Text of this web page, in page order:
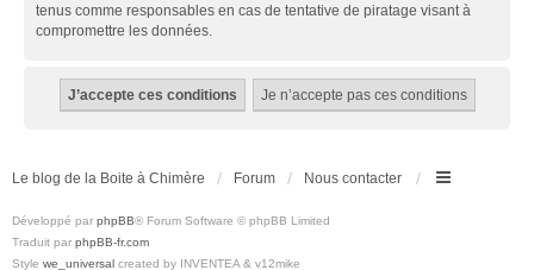
tenus comme responsables en cas de tentative de piratage visant à
compromettre les données.
Le blog de la Boite à Chimère Forum Nous contacter
Développé par phpBB® Forum Software © phpBB Limited
Traduit par phpBB-fr.com
Style we_universal created by INVENTEA & v12mike